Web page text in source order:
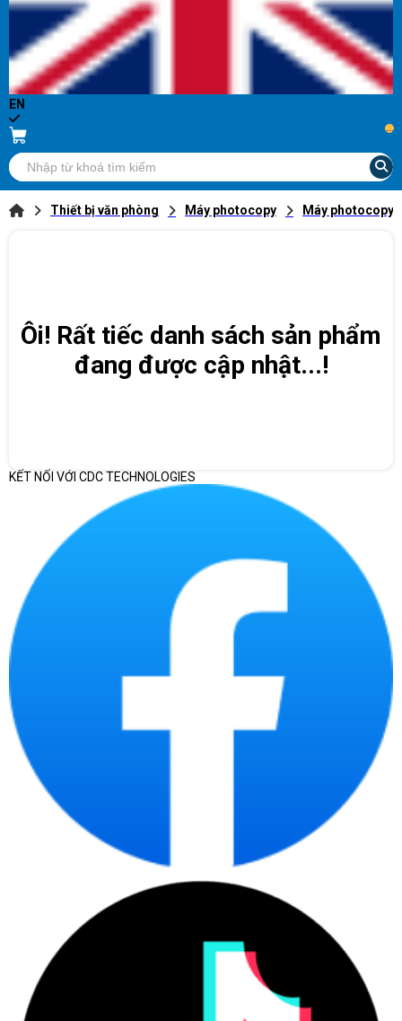
EN
...
Thiết bị văn phòng Máy photocopy Máy photocopy
Ôi! Rất tiếc danh sách sản phẩm
đang được cập nhật...!
KẾT NỐI VỚI CDC TECHNOLOGIES